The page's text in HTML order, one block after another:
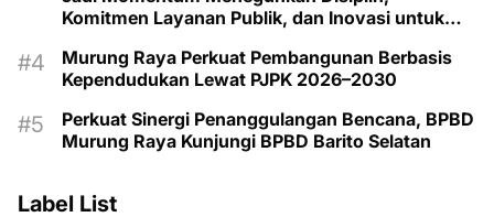
Komitmen Layanan Publik, dan Inovasi untuk
Murung Raya Perkuat Pembangunan Berbasis
Kependudukan Lewat PJPK 2026–2030
Perkuat Sinergi Penanggulangan Bencana, BPBD
Murung Raya Kunjungi BPBD Barito Selatan
Label List